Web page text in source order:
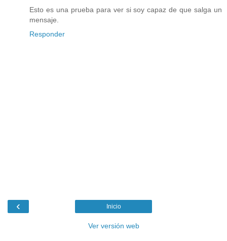
Esto es una prueba para ver si soy capaz de que salga un
mensaje.
Responder
‹ Inicio
Ver versión web